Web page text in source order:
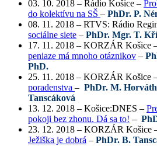
03. 10. 2018 – Rádio Košice –
do kolektívu na SŠ – PhDr. P.
08. 11. 2018 – RTVS: Rádio
sociálne siete – PhDr. Mgr. T.
17. 11. 2018 – KORZÁR Košice
peniaze má mnoho otáznikov –
PhD.
25. 11. 2018 – KORZÁR Košice
poradenstva – PhDr. M.
Tanscáková
13. 12. 2018 – Košice:DNES –
pokoji bez zhonu. Dá sa to! –
23. 12. 2018 – KORZÁR Košice
Ježiška je dobrá – PhDr. B.